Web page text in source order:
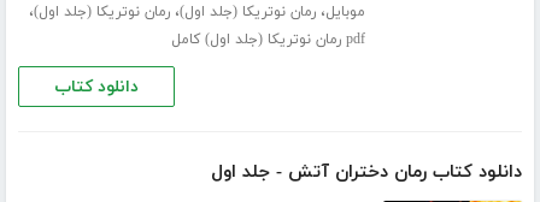
موبایل،رمان نوتریکا (جلد اول)،رمان نوتریکا (جلد اول)،
pdf رمان نوتریکا (جلد اول) کامل
دانلود کتاب
دانلود کتاب رمان دختران آتش - جلد اول